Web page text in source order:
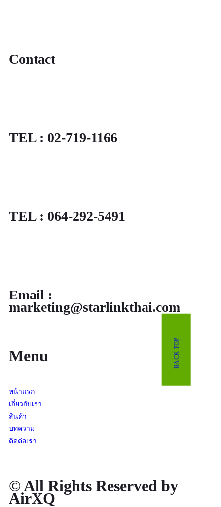
Contact
TEL : 02-719-1166
TEL : 064-292-5491
Email :
marketing@starlinkthai.com
Menu
หน้าแรก
เกี่ยวกับเรา
สินค้า
บทความ
ติดต่อเรา
BACK TOP
© All Rights Reserved by
AirXQ